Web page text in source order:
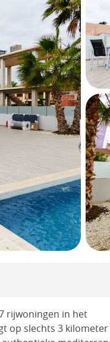
rijwoningen in het
op slechts 3 kilometer